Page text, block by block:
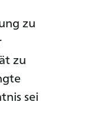
zu
zu
sei